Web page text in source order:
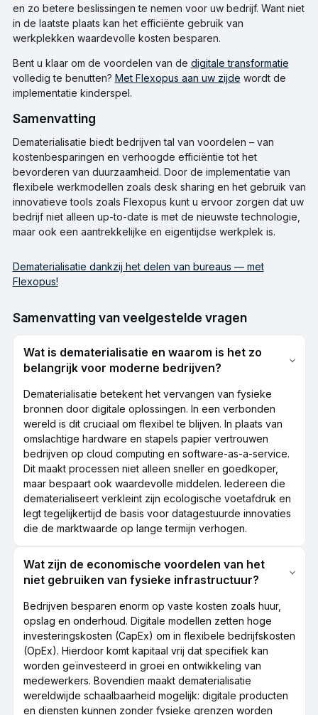
en zo betere beslissingen te nemen voor uw bedrijf. Want niet
in de laatste plaats kan het efficiënte gebruik van
werkplekken waardevolle kosten besparen.
Bent u klaar om de voordelen van de digitale transformatie
volledig te benutten? Met Flexopus aan uw zijde wordt de
implementatie kinderspel.
Samenvatting
Dematerialisatie biedt bedrijven tal van voordelen – van
kostenbesparingen en verhoogde efficiëntie tot het
bevorderen van duurzaamheid. Door de implementatie van
flexibele werkmodellen zoals desk sharing en het gebruik van
innovatieve tools zoals Flexopus kunt u ervoor zorgen dat uw
bedrijf niet alleen up-to-date is met de nieuwste technologie,
maar ook een aantrekkelijke en eigentijdse werkplek is.
Dematerialisatie dankzij het delen van bureaus — met
Flexopus!
Samenvatting van veelgestelde vragen
Wat is dematerialisatie en waarom is het zo
belangrijk voor moderne bedrijven?
Dematerialisatie betekent het vervangen van fysieke
bronnen door digitale oplossingen. In een verbonden
wereld is dit cruciaal om flexibel te blijven. In plaats van
omslachtige hardware en stapels papier vertrouwen
bedrijven op cloud computing en software-as-a-service.
Dit maakt processen niet alleen sneller en goedkoper,
maar bespaart ook waardevolle middelen. Iedereen die
dematerialiseert verkleint zijn ecologische voetafdruk en
legt tegelijkertijd de basis voor datagestuurde innovaties
die de marktwaarde op lange termijn verhogen.
Wat zijn de economische voordelen van het
niet gebruiken van fysieke infrastructuur?
Bedrijven besparen enorm op vaste kosten zoals huur,
opslag en onderhoud. Digitale modellen zetten hoge
investeringskosten (CapEx) om in flexibele bedrijfskosten
(OpEx). Hierdoor komt kapitaal vrij dat specifiek kan
worden geïnvesteerd in groei en ontwikkeling van
medewerkers. Bovendien maakt dematerialisatie
wereldwijde schaalbaarheid mogelijk: digitale producten
en diensten kunnen zonder fysieke grenzen worden